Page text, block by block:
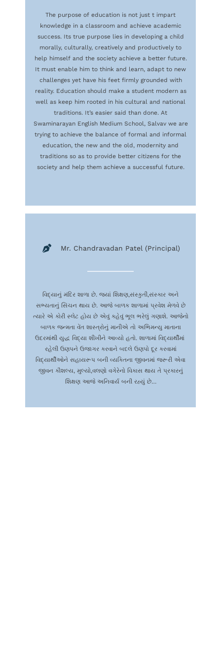
The purpose of education is not just t impart
knowledge in a classroom and achieve academic
success. Its true purpose lies in developing a child
morally, culturally, creatively and productively to
help himself and the society achieve a better future.
It must enable him to think and learn, adapt to new
challenges yet have his feet firmly grounded with
reality. Education should make a student modern as
well as keep him rooted in his cultural and national
traditions. It’s easier said than done. At
Swaminarayan English Medium School, Salvav we are
trying to achieve the balance of formal and informal
education, the new and the old, modernity and
traditions so as to provide better citizens for the
society and help them achieve a successful future.
Mr. Chandravadan Patel (Principal)
વિદ્યાનું મંદિર શાળા છે. જ્યાં શિક્ષણ,સંસ્કુતી,સંસ્કાર અને
સભ્યતાનું સિંચન થાય છે. આજે બાળક શાળામાં પ્રવેશ મેળવે છે
ત્યારે એ કોરી સ્લેટ હોય છે એવું કહેવું ભૂલ ભરેલું ગણાશે. આજેનો
બાળક જન્મતા વેંત શાસ્ત્રોનું માનીએ તો અભિમન્યુ માતાના
ઉદરમાંથી યુદ્ધ વિદ્યા શીખીને આવ્યો હતો. શાળામાં વિદ્યાર્થીમાં
રહેલી ઉણપને ઉજાગર કરવાને બદલે ઉણપો દૂર કરવામાં
વિદ્યાર્થીઓને સહાયરૂપ બની વ્યક્તિના જીવનમાં જરૂરી એવા
જીવન કૌશલ્ય, મુલ્યો,વલણો વગેરેનો વિકાસ થાય તે પ્રકારનું
શિક્ષણ આજે અનિવાર્ય બની રહ્યું છે…